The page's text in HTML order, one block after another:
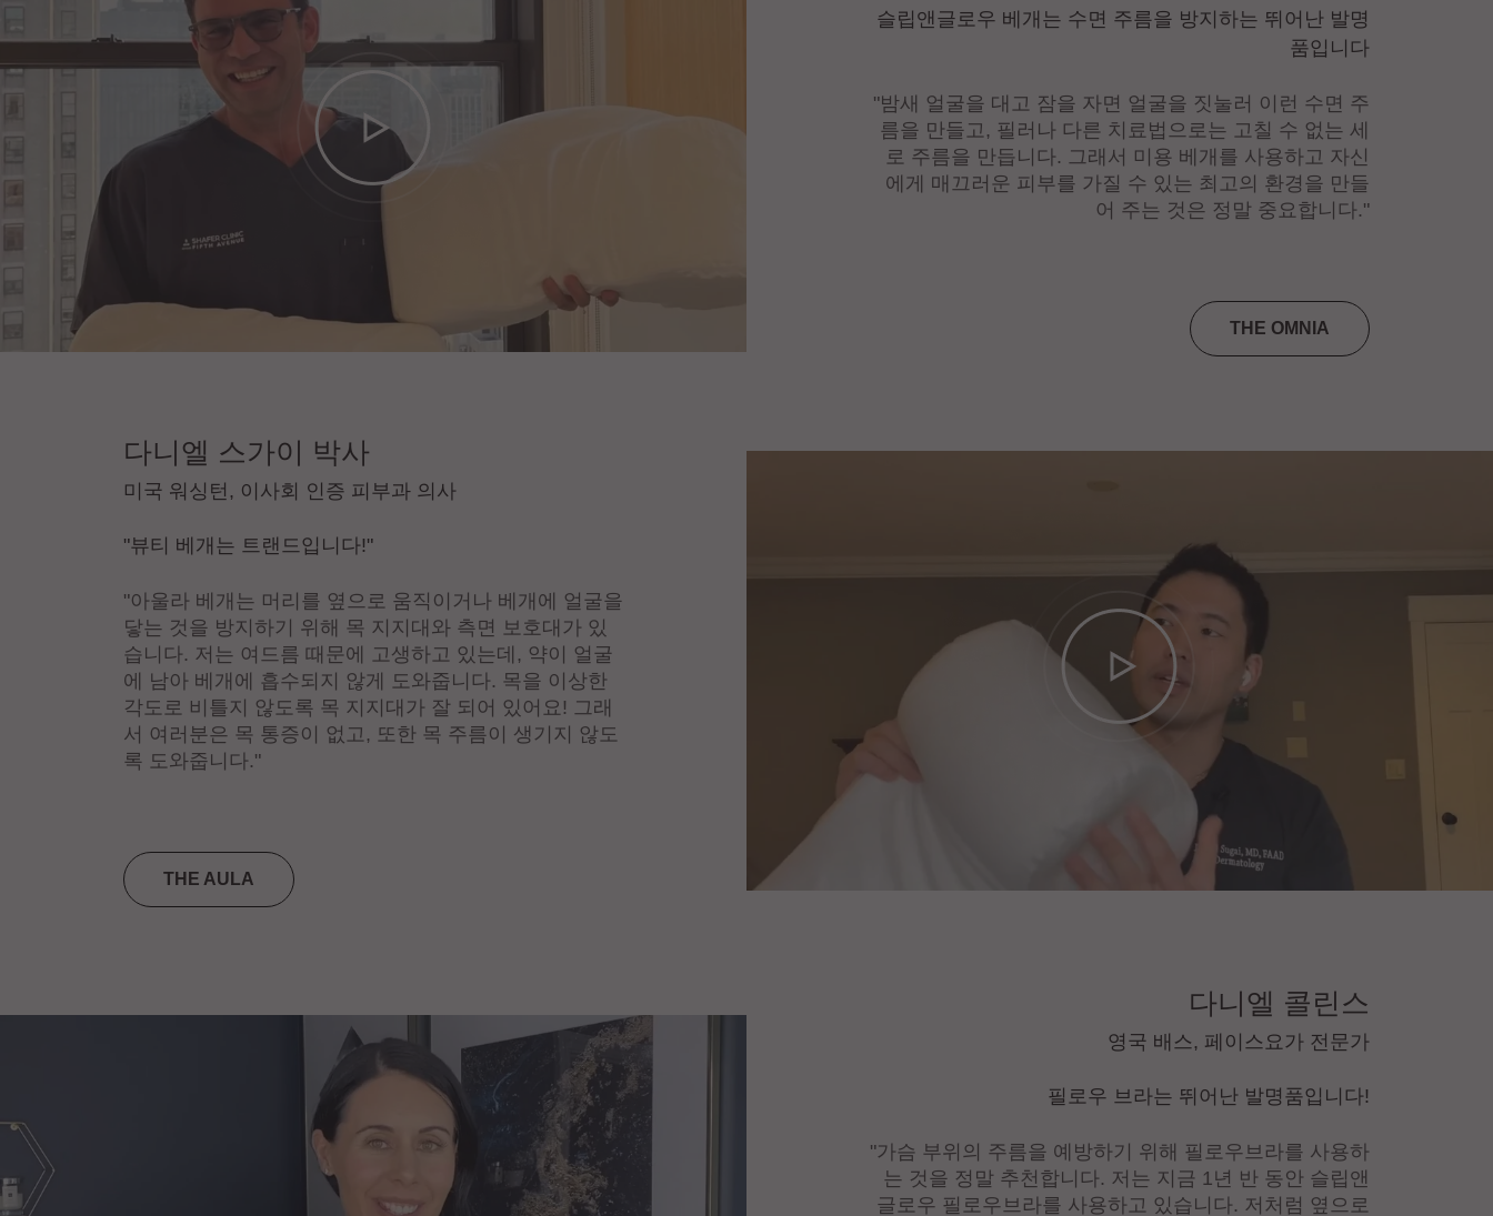
슬립앤글로우 베개는 수면 주름을 방지하는 뛰어난 발명
품입니다
"밤새 얼굴을 대고 잠을 자면 얼굴을 짓눌러 이런 수면 주
름을 만들고, 필러나 다른 치료법으로는 고칠 수 없는 세
로 주름을 만듭니다. 그래서 미용 베개를 사용하고 자신
에게 매끄러운 피부를 가질 수 있는 최고의 환경을 만들
어 주는 것은 정말 중요합니다."
THE OMNIA
다니엘 스가이 박사
미국 워싱턴, 이사회 인증 피부과 의사
"뷰티 베개는 트랜드입니다!"
"아울라 베개는 머리를 옆으로 움직이거나 베개에 얼굴을
닿는 것을 방지하기 위해 목 지지대와 측면 보호대가 있
습니다. 저는 여드름 때문에 고생하고 있는데, 약이 얼굴
에 남아 베개에 흡수되지 않게 도와줍니다. 목을 이상한
각도로 비틀지 않도록 목 지지대가 잘 되어 있어요! 그래
서 여러분은 목 통증이 없고, 또한 목 주름이 생기지 않도
록 도와줍니다."
THE AULA
다니엘 콜린스
영국 배스, 페이스요가 전문가
필로우 브라는 뛰어난 발명품입니다!
"가슴 부위의 주름을 예방하기 위해 필로우브라를 사용하
는 것을 정말 추천합니다. 저는 지금 1년 반 동안 슬립앤
글로우 필로우브라를 사용하고 있습니다. 저처럼 옆으로